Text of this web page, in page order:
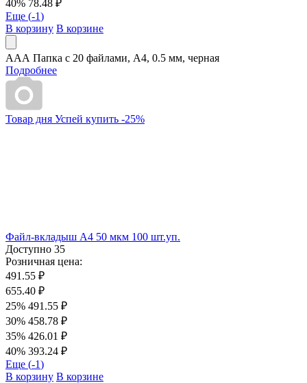
40% 78.48 ₽
Еще (-1)
В корзину В корзине
ААА Папка с 20 файлами, А4, 0.5 мм, черная
Подробнее
Товар дня Успей купить -25%
Файл-вкладыш А4 50 мкм 100 шт.уп.
Доступно 35
Розничная цена:
491.55 ₽
655.40 ₽
25% 491.55 ₽
30% 458.78 ₽
35% 426.01 ₽
40% 393.24 ₽
Еще (-1)
В корзину В корзине